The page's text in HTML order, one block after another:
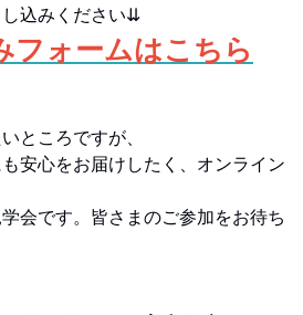
込みください⇊
フォームはこちら
ところですが、
安心をお届けしたく、オンライン
会です。皆さまのご参加をお待ち